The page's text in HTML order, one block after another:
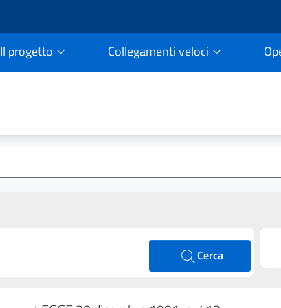
Il progetto Collegamenti veloci
Cerca